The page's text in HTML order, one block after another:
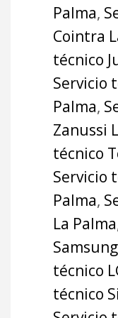
Palma,
Cointra
técnico
Servicio
Palma,
Zanussi
técnico
Servicio
Palma,
La Palma
técnico
técnico